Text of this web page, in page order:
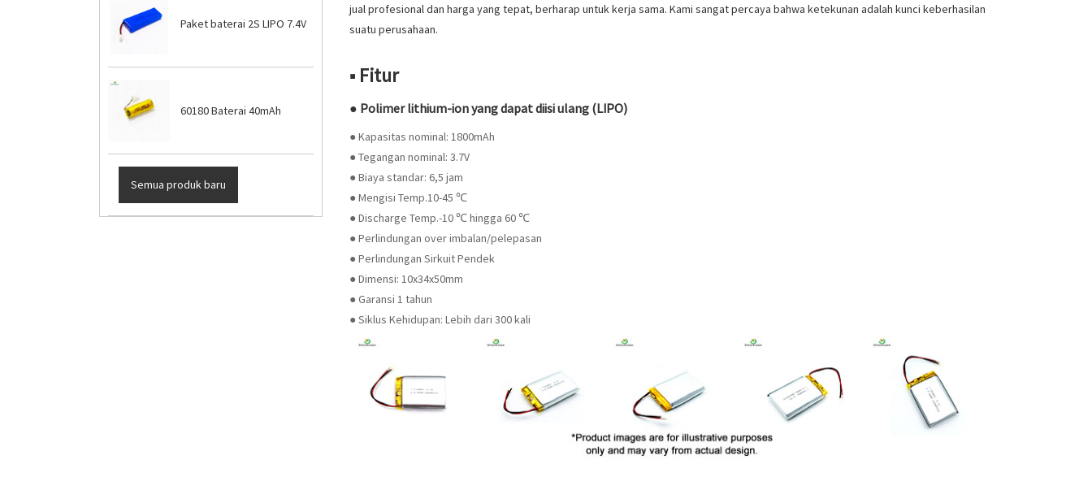
Paket baterai 2S LIPO 7.4V
60180 Baterai 40mAh
Semua produk baru
jual profesional dan harga yang tepat, berharap untuk kerja sama. Kami sangat percaya bahwa ketekunan adalah kunci keberhasilan
suatu perusahaan.
■ Fitur
● Polimer lithium-ion yang dapat diisi ulang (LIPO)
● Kapasitas nominal: 1800mAh
● Tegangan nominal: 3.7V
● Biaya standar: 6,5 jam
● Mengisi Temp.10-45 ℃
● Discharge Temp.-10 ℃ hingga 60 ℃
● Perlindungan over imbalan/pelepasan
● Perlindungan Sirkuit Pendek
● Dimensi: 10x34x50mm
● Garansi 1 tahun
● Siklus Kehidupan: Lebih dari 300 kali